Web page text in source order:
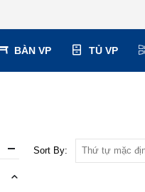
BÀN VP TỦ VP
Sort By: